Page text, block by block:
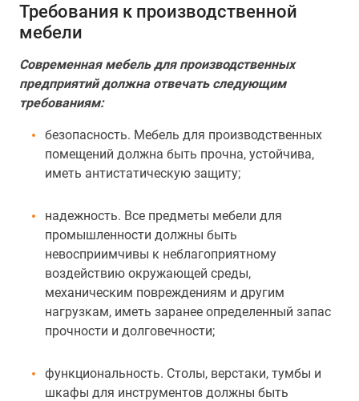
Требования к производственной
мебели
Современная мебель для производственных
предприятий должна отвечать следующим
требованиям:
безопасность. Мебель для производственных
помещений должна быть прочна, устойчива,
иметь антистатическую защиту;
надежность. Все предметы мебели для
промышленности должны быть
невосприимчивы к неблагоприятному
воздействию окружающей среды,
механическим повреждениям и другим
нагрузкам, иметь заранее определенный запас
прочности и долговечности;
функциональность. Столы, верстаки, тумбы и
шкафы для инструментов должны быть